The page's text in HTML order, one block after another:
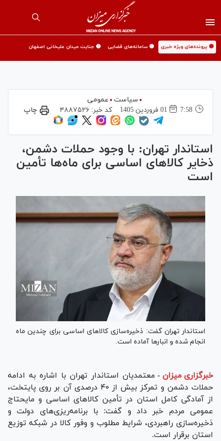
🟡 پرونده‌های ویژه خبری 🟡 سامانه‌های قضایی 🟡 جنایت میدان علیخانی اصفهان
سیاست
عمومی
7:58
01 فروردين 1405 کد خبر: ۴۸۸۷۵۲۶ چاپ
استاندار تهران: با وجود حملات دشمن،
ذخایر کالا‌های اساسی برای ماه‌ها تأمین
است
استاندار تهران گفت: ذخیره‌سازی کالا‌های اساسی برای چندین ماه
انجام شده و انبار‌ها آماده است.
خبرگزاری میزان - معتمدیان استاندار تهران با اشاره به ادامه
حملات دشمن و تمرکز بیش از ۴۰ درصدی آن بر روی پایتخت،
از آمادگی کامل استان در تأمین کالا‌های اساسی و مایحتاج
عمومی مردم خبر داد و گفت: با برنامه‌ریزی‌های دولت و
ذخیره‌سازی راهبردی، شرایط مطلوب و وفور کالا در شبکه توزیع
استان برقرار است.